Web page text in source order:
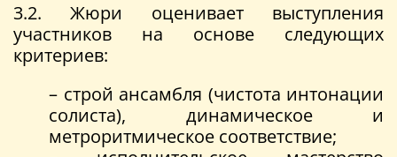
3.2. Жюри оценивает выступления
участников на основе следующих
критериев:
– строй ансамбля (чистота интонации
солиста), динамическое и
метроритмическое соответствие;